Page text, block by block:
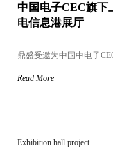
中国电子CEC旗下
电信息港展厅
Read More
Exhibition hall project